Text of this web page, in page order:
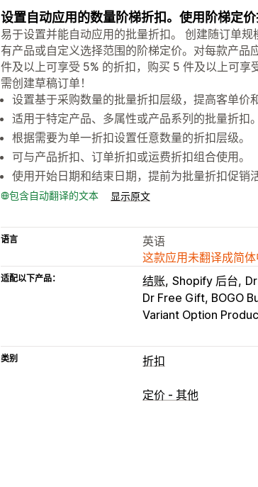
设置自动应用的数量阶梯折扣。使用阶梯定
易于设置并能自动应用的批量折扣。 创建随订单
有产品或自定义选择范围的阶梯定价。对每款产
件及以上可享受 5% 的折扣，购买 5 件及以上可
需创建草稿订单！
设置基于采购数量的批量折扣层级，提高客单价
适用于特定产品、多属性或产品系列的批量折扣。
根据需要为单一折扣设置任意数量的折扣层级。
可与产品折扣、订单折扣或运费折扣组合使用。
使用开始日期和结束日期，提前为批量折扣促销
包含自动翻译的文本 显示原文
语言
英语
这款应用未翻译成简
适配以下产品： 结账 Shopify 后台
Dr Free Gift, BOGO
Variant Option
类别 折扣
折扣类型
定价 - 其他